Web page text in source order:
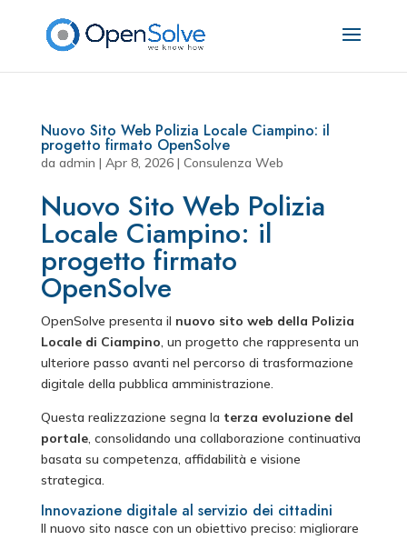
Nuovo Sito Web Polizia Locale Ciampino: il
progetto firmato OpenSolve
da admin | Apr 8, 2026| Consulenza Web
Nuovo Sito Web Polizia
Locale Ciampino: il
progetto firmato
OpenSolve
OpenSolve presenta il nuovo sito web della Polizia
Locale di Ciampino, un progetto che rappresenta un
ulteriore passo avanti nel percorso di trasformazione
digitale della pubblica amministrazione.
Questa realizzazione segna la terza evoluzione del
portale, consolidando una collaborazione continuativa
basata su competenza, affidabilità e visione
strategica.
Innovazione digitale al servizio dei cittadini
Il nuovo sito nasce con un obiettivo preciso: migliorare